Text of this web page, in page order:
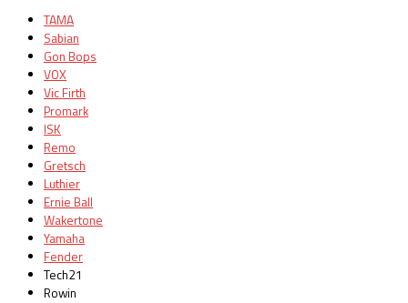
TAMA
Sabian
Gon Bops
VOX
Vic Firth
Promark
ISK
Remo
Gretsch
Luthier
Ernie Ball
Wakertone
Yamaha
Fender
Tech21
Rowin